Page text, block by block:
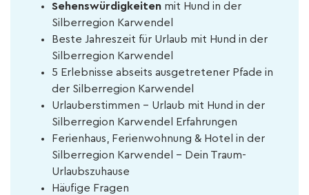
Sehenswürdigkeiten mit Hund in der
Silberregion Karwendel
Beste Jahreszeit für Urlaub mit Hund in der
Silberregion Karwendel
5 Erlebnisse abseits ausgetretener Pfade in
der Silberregion Karwendel
Urlauberstimmen - Urlaub mit Hund in der
Silberregion Karwendel Erfahrungen
Ferienhaus, Ferienwohnung & Hotel in der
Silberregion Karwendel – Dein Traum-
Urlaubszuhause
Häufige Fragen